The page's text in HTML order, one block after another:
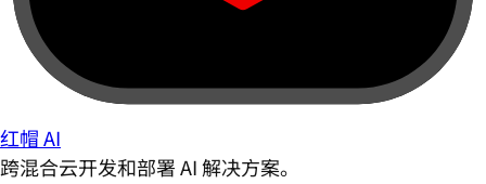
红帽 AI
跨混合云开发和部署 AI 解决方案。